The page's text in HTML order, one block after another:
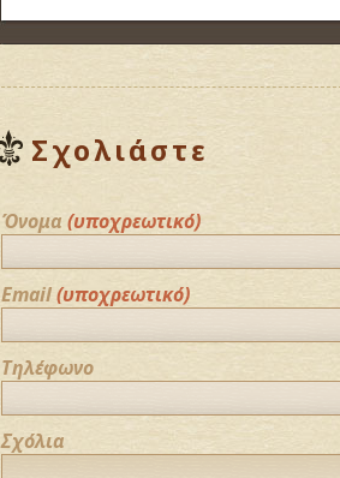
Σχολιάστε
Όνομα (υποχρεωτικό)
Email(υποχρεωτικό)
Τηλέφωνο
Σχόλια